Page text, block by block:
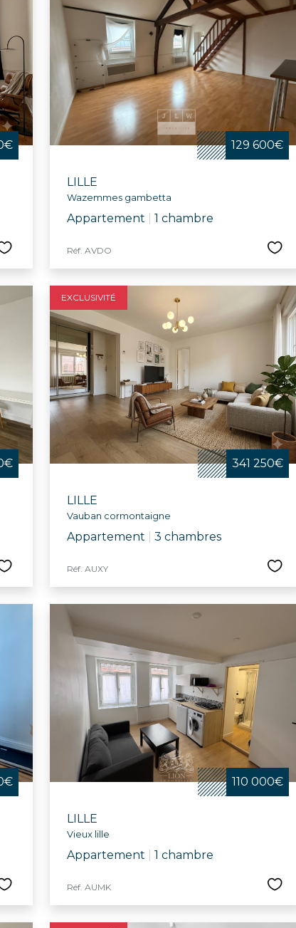
129 600€
LILLE
Wazemmes gambetta
Appartement 1 chambre
Réf. AVDO
EXCLUSIVITÉ
341 250€
LILLE
Vauban cormontaigne
Appartement 3 chambres
Réf. AUXY
110 000€
LILLE
Vieux lille
Appartement 1 chambre
Réf. AUMK